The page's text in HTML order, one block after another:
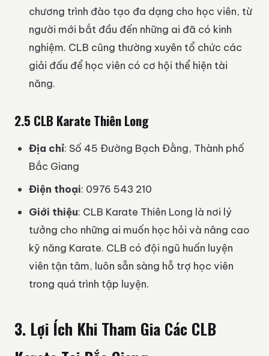
chương trình đào tạo đa dạng cho học viên, từ
người mới bắt đầu đến những ai đã có kinh
nghiệm. CLB cũng thường xuyên tổ chức các
giải đấu để học viên có cơ hội thể hiện tài
năng.
2.5 CLB Karate Thiên Long
Địa chỉ: Số 45 Đường Bạch Đằng, Thành phố
Bắc Giang
Điện thoại: 0976 543 210
Giới thiệu: CLB Karate Thiên Long là nơi lý
tưởng cho những ai muốn học hỏi và nâng cao
kỹ năng Karate. CLB có đội ngũ huấn luyện
viên tận tâm, luôn sẵn sàng hỗ trợ học viên
trong quá trình tập luyện.
3. Lợi Ích Khi Tham Gia Các CLB